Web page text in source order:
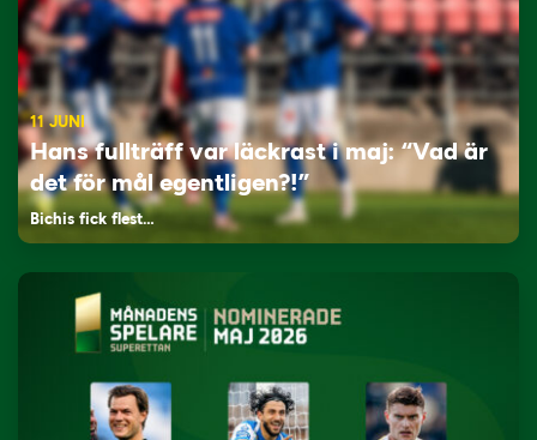
11 JUNI
Hans fullträff var läckrast i maj: “Vad är
det för mål egentligen?!”
Bichis fick flest…